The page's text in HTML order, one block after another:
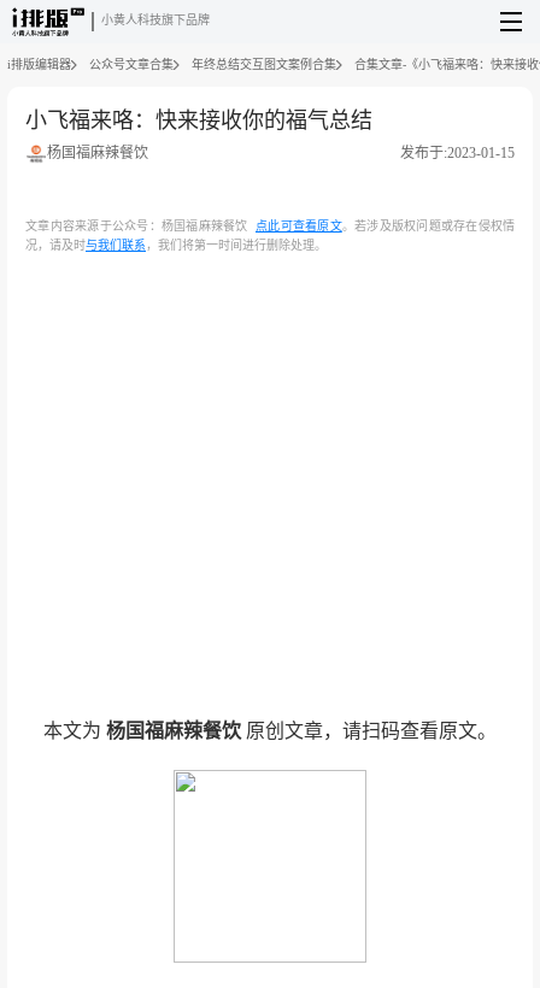
小黄人科技旗下品牌
i排版编辑器 公众号文章合集 年终总结交互图文案例合集 合集文章-《小飞福来咯：快来接
小飞福来咯：快来接收你的福气总结
杨国福麻辣餐饮 发布于:2023-01-15
文章内容来源于公众号：杨国福麻辣餐饮 点此可查看原文。若涉及版权问题或存在侵权情
况，请及时与我们联系 ，我们将第一时间进行删除处理。
本文为 杨国福麻辣餐饮 原创文章，请扫码查看原文。